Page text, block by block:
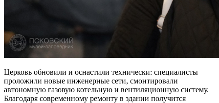
Церковь обновили и оснастили технически: специалисты
проложили новые инженерные сети, смонтировали
автономную газовую котельную и вентиляционную систему.
Благодаря современному ремонту в здании получится